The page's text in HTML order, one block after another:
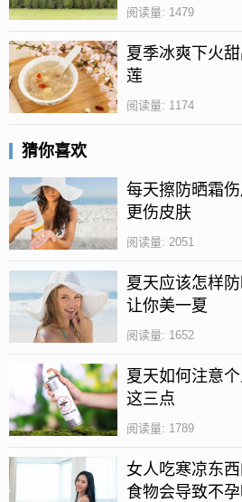
3、注意头发和指甲的卫生，头
隐藏细菌的两个地方，所以要
得过长。
如何注意环境卫生？
1、要注意居住和工作的周边环
单被罩等床上用品，保持屋内
窗通风两个小时，预防呼吸道疾
2、消灭蚊蝇，必要时通过杀虫
疟疾 等传播性疾病，并且会带
夏季应当常备一些放蚊虫叮咬的
这里提醒您：如果不慎被叮咬
果。
更多: 夏天如何注意个人卫生
阅读量: 1479
夏季冰爽下火
莲
阅读量: 1174
猜你喜欢
每天擦防晒霜
更伤皮肤
阅读量: 2051
夏天应该怎样
让你美一夏
阅读量: 1652
夏天如何注意
这三点
阅读量: 1789
女人吃寒凉东
食物会导致不